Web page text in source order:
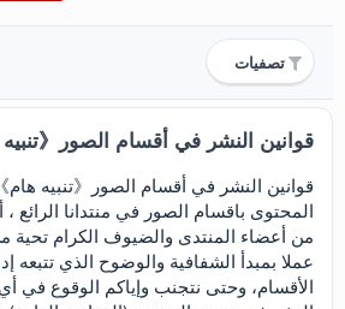
تصفيات
قوانين النشر في أقسام الصور《تنبيه
قوانين النشر في أقسام الصور《تنبيه هام
المحتوى باقسام الصور في منتدانا الرائع ،
من أعضاء المنتدى والضيوف الكرام تحية
عملا بمبدأ الشفافية والوضوح الذي تتبعه
الأقسام، وحتى نتجنب وإياكم الوقوع في